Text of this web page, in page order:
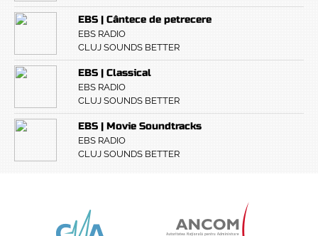
EBS | Cântece de petrecere
EBS RADIO
CLUJ SOUNDS BETTER
EBS | Classical
EBS RADIO
CLUJ SOUNDS BETTER
EBS | Movie Soundtracks
EBS RADIO
CLUJ SOUNDS BETTER